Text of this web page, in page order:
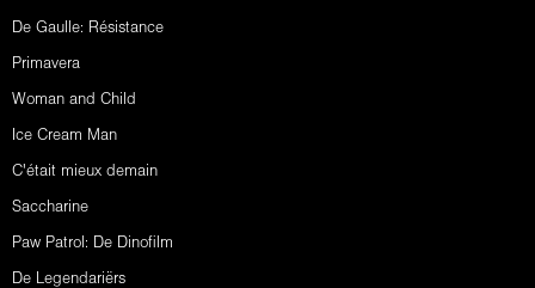
De Gaulle: Résistance
Primavera
Woman and Child
Ice Cream Man
C'était mieux demain
Saccharine
Paw Patrol: De Dinofilm
De Legendariërs